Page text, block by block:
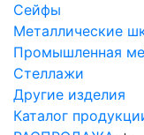
Сейфы
Металлические
Промышленная
Стеллажи
Другие изделия
Каталог